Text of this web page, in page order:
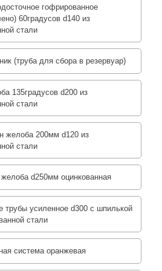
гофрированное
60градусов d140 из
стали
(труба для сбора в резервуар)
135градусов d200 из
стали
желоба 200мм d120 из
стали
d250мм оцинкованная
трубы усиленное d300 с шпилькой
стали
система оранжевая